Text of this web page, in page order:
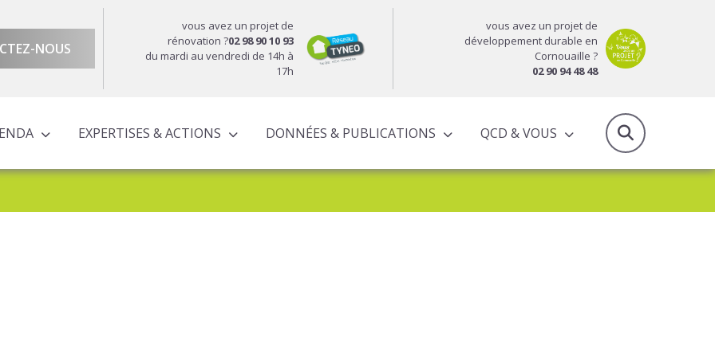
NOUS
vous avez un projet de
rénovation ?02 98 90 10 93
du mardi au vendredi de 14h à
17h
vous avez un projet de
développement durable en
Cornouaille ?
02 90 94 48 48
EXPERTISES & ACTIONS DONNÉES & PUBLICATIONS QCD & VOUS